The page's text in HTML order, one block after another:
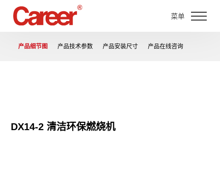
菜单
产品细节图 产品技术参数 产品安装尺寸 产品在线咨询
DX14-2 清洁环保燃烧机